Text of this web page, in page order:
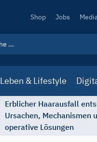
Secondary
Shop Jobs
Leben & Lifestyle
Erblicher Haarausfall
Ursachen, Mechanismen
operative Lösungen